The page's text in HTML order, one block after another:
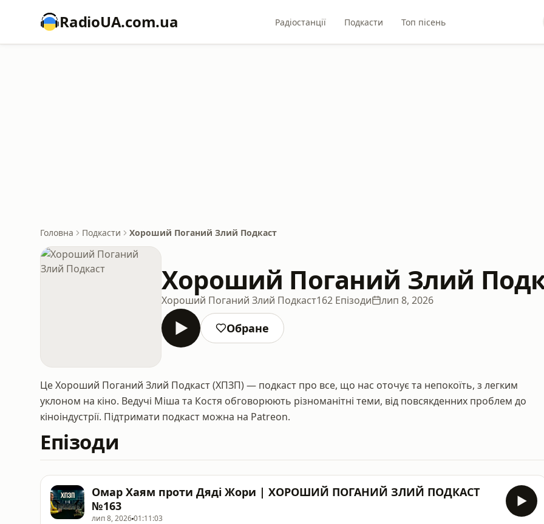
RadioUA.com.ua Радіостанції Подкасти Топ пісень
Головна Подкасти Хороший Поганий Злий Подкаст
Хороший Поганий Злий
Хороший Поганий Злий Подкаст162 Епізоди лип 8, 2026
Обране
Це Хороший Поганий Злий Подкаст (ХПЗП) — подкаст про все, що нас оточує та непокоїть, з легким
уклоном на кіно. Ведучі Міша та Костя обговорюють різноманітні теми, від повсякденних проблем до
кіноіндустрії. Підтримати подкаст можна на Patreon.
Епізоди
Омар Хаям проти Дяді Жори | ХОРОШИЙ ПОГАНИЙ ЗЛИЙ ПОДКАСТ
№163
лип 8, 202601:11:03